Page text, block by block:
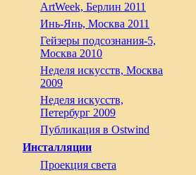
ArtWeek, Берлин 2011
Инь-Янь, Москва 2011
Гейзеры подсознания-5,
Москва 2010
Неделя искусств, Москва
2009
Неделя искусств,
Петербург 2009
Публикация в Ostwind
Инсталляции
Проекция света